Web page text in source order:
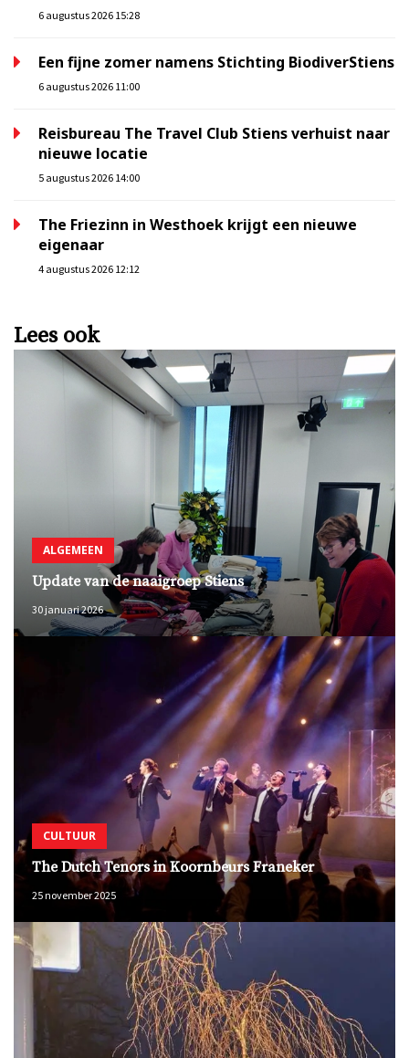
6 augustus 2026 15:28
Een fijne zomer namens Stichting BiodiverStiens
6 augustus 2026 11:00
Reisbureau The Travel Club Stiens verhuist naar
nieuwe locatie
5 augustus 2026 14:00
The Friezinn in Westhoek krijgt een nieuwe
eigenaar
4 augustus 2026 12:12
Lees ook
ALGEMEEN
Update van de naaigroep Stiens
30 januari 2026
CULTUUR
The Dutch Tenors in Koornbeurs Franeker
25 november 2025